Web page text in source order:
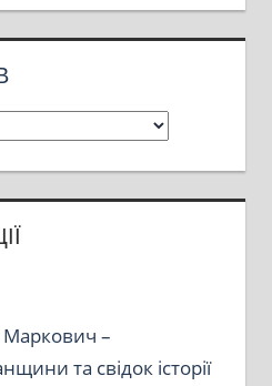
Маркович –
та свідок історії